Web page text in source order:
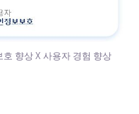
향상 X 사용자 경험 향상